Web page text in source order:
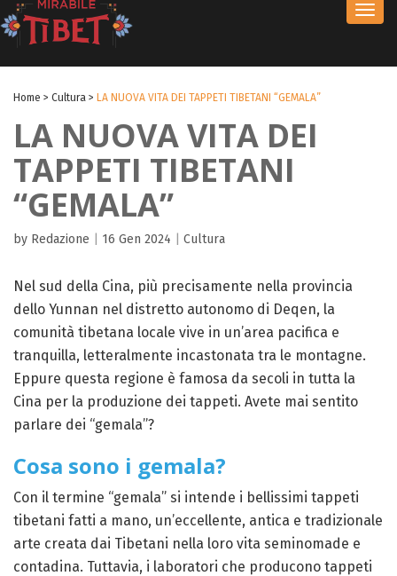
Home > Cultura > LA NUOVA VITA DEI TAPPETI TIBETANI “GEMALA”
LA NUOVA VITA DEI
TAPPETI TIBETANI
“GEMALA”
by Redazione 16 Gen 2024 Cultura
Nel sud della Cina, più precisamente nella provincia
dello Yunnan nel distretto autonomo di Deqen, la
comunità tibetana locale vive in un’area pacifica e
tranquilla, letteralmente incastonata tra le montagne.
Eppure questa regione è famosa da secoli in tutta la
Cina per la produzione dei tappeti. Avete mai sentito
parlare dei “gemala”?
Cosa sono i gemala?
Con il termine “gemala” si intende i bellissimi tappeti
tibetani fatti a mano, un’eccellente, antica e tradizionale
arte creata dai Tibetani nella loro vita seminomade e
contadina. Tuttavia, i laboratori che producono tappeti